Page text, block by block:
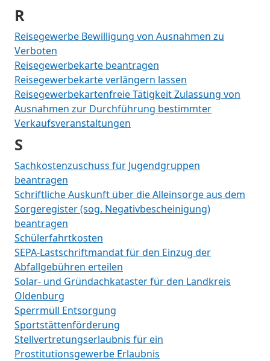
R
Reisegewerbe Bewilligung von Ausnahmen zu
Verboten
Reisegewerbekarte beantragen
Reisegewerbekarte verlängern lassen
Reisegewerbekartenfreie Tätigkeit Zulassung von
Ausnahmen zur Durchführung bestimmter
Verkaufsveranstaltungen
S
Sachkostenzuschuss für Jugendgruppen
beantragen
Schriftliche Auskunft über die Alleinsorge aus dem
Sorgeregister (sog. Negativbescheinigung)
beantragen
Schülerfahrtkosten
SEPA-Lastschriftmandat für den Einzug der
Abfallgebühren erteilen
Solar- und Gründachkataster für den Landkreis
Oldenburg
Sperrmüll Entsorgung
Sportstättenförderung
Stellvertretungserlaubnis für ein
Prostitutionsgewerbe Erlaubnis